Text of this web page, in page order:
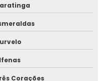
Elevação
Corações